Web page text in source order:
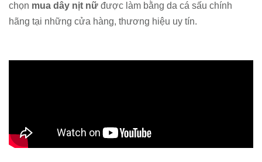
chọn mua dây nịt nữ được làm bằng da cá sấu chính
hãng tại những cửa hàng, thương hiệu uy tín.